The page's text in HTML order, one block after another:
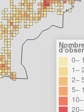
0– 1
1–
2–
5–